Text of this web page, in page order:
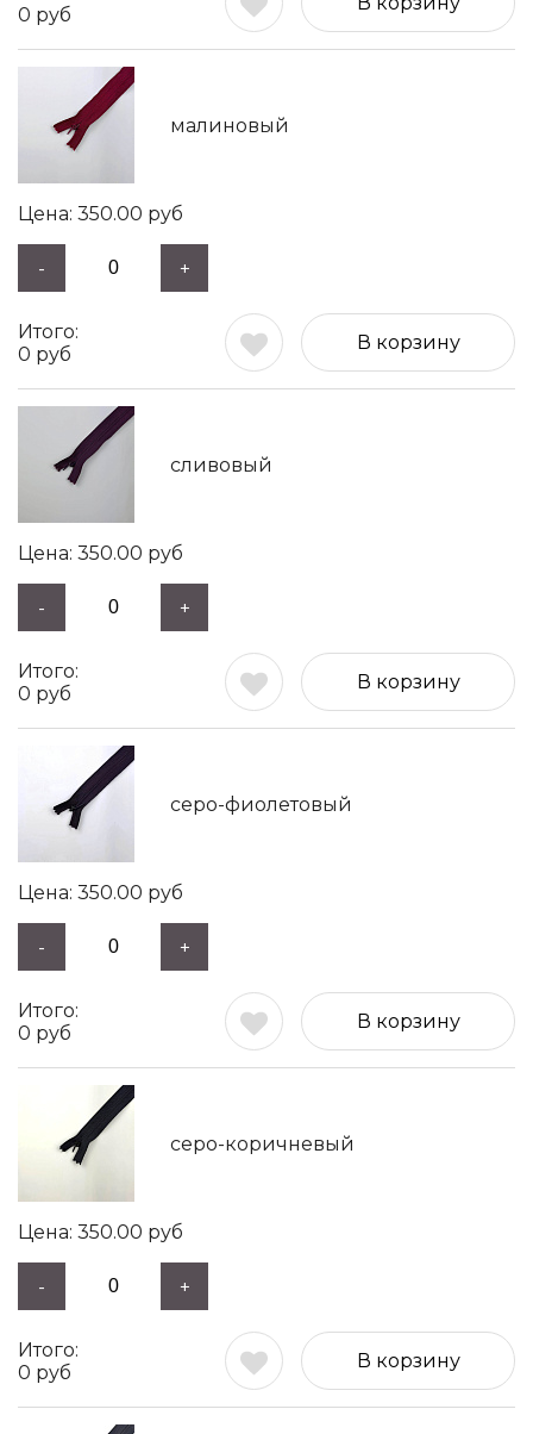
0 руб
малиновый
350.00 руб
- +
0 руб
В корзину
сливовый
350.00 руб
- +
0 руб
В корзину
серо-фиолетовый
350.00 руб
- +
0 руб
В корзину
серо-коричневый
350.00 руб
- +
0 руб
В корзину